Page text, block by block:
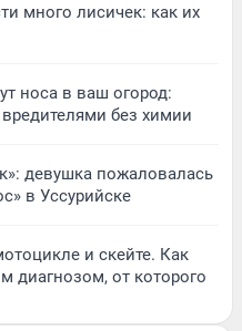
много лисичек: как их
носа в ваш огород:
без химии
девушка пожаловалась
в Уссурийске
и скейте. Как
диагнозом, от которого